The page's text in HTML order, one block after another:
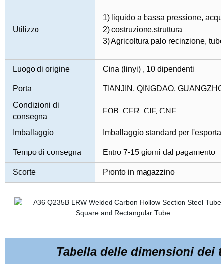
Utilizzo
1) liquido a bassa pressione,
2) costruzione,struttura
3) Agricoltura palo recinzione,
Luogo di origine Cina (linyi) , 10 dipendenti
Porta
TIANJIN, QINGDAO,
Condizioni di
consegna
FOB, CFR, CIF, CNF
Imballaggio Imballaggio standard per
Tempo di consegna Entro 7-15 giorni dal pagamento
Scorte Pronto in magazzino
Tabella delle dimensioni